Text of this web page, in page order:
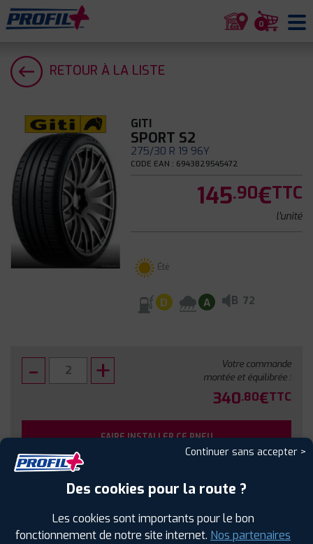
0
RETOUR À LA LISTE
GITI
SPORT S2
275/30 R 19 96Y
CODE EAN : 6943829545472
145.90€TTC
l'unité
Été
D A B 72
Votre commande
montée et équilibrée :
340.80€TTC
FAIRE INSTALLER CE PNEU
Sous réserve de disponibilité en agence
Continuer sans accepter >
Des cookies pour la route ?
Les cookies sont importants pour le bon
fonctionnement de notre site internet. Nos partenaires